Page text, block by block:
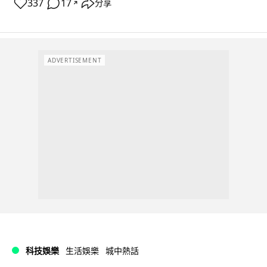
337 17 ↗ 分享
ADVERTISEMENT
科技娛樂 生活娛樂 城中熱話